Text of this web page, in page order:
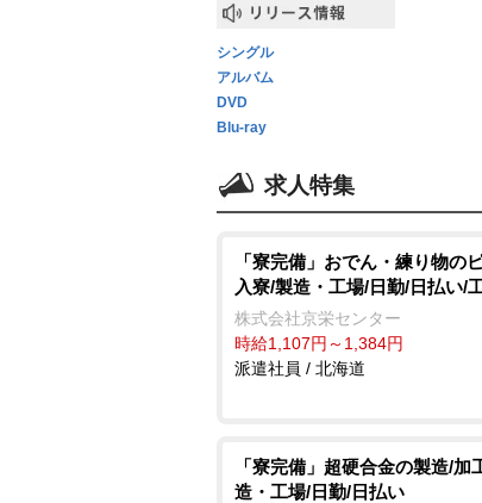
シングル
アルバム
DVD
Blu-ray
求人特集
「寮完備」おでん・練り物の
入寮/製造・工場/日勤/日払い/
株式会社京栄センター
時給1,107円～1,384円
派遣社員 / 北海道
「寮完備」超硬合金の製造/加
造・工場/日勤/日払い